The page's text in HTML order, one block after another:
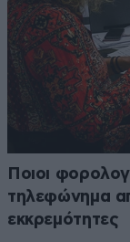
Ποιοι
τηλεφώνημα
εκκρεμότητες